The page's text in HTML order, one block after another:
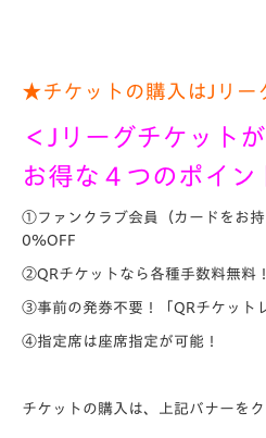
★チケットの購入はJリー
＜Jリーグチケット
お得な４つのポイン
①ファンクラブ会員（カードをお持
0％OFF
②QRチケットなら各種手数料無料！
③事前の発券不要！「QRチケット
④指定席は座席指定が可能！
チケットの購入は、上記バナーをク